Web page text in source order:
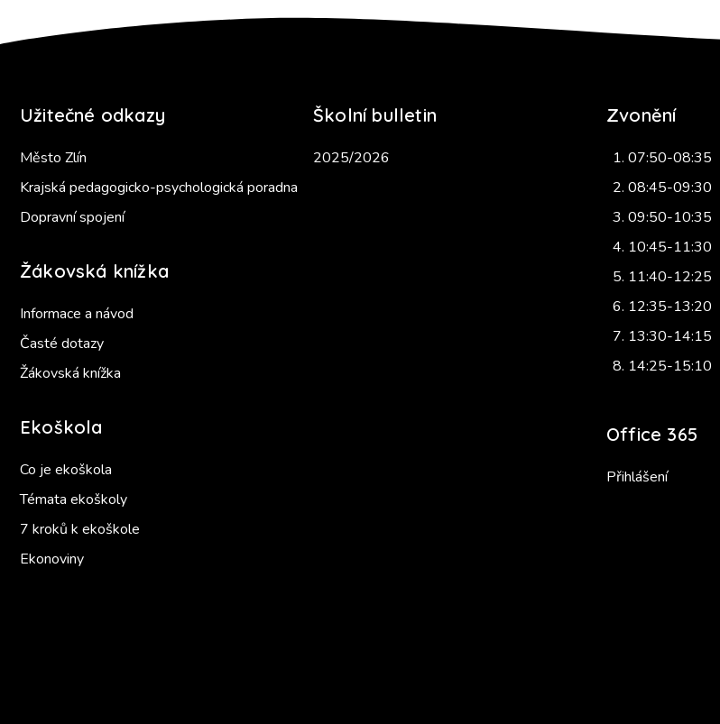
Užitečné odkazy
Město Zlín
Krajská pedagogicko-psychologická poradna
Dopravní spojení
Žákovská knížka
Informace a návod
Časté dotazy
Žákovská knížka
Ekoškola
Co je ekoškola
Témata ekoškoly
7 kroků k ekoškole
Ekonoviny
Školní bulletin
2025/2026
Zvonění
07:50-08:35
08:45-09:30
09:50-10:35
10:45-11:30
11:40-12:25
12:35-13:20
13:30-14:15
14:25-15:10
Office 365
Přihlášení